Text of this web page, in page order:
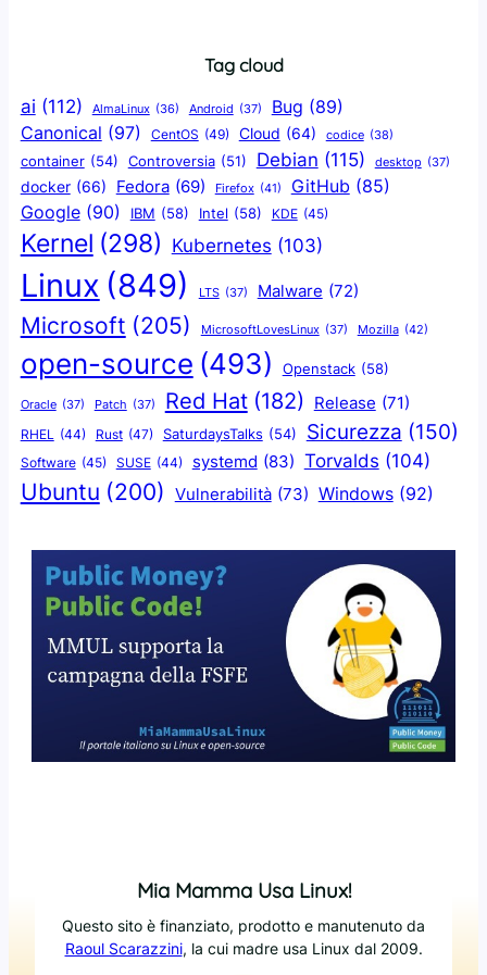
Tag cloud
ai (112) AlmaLinux (36) Android (37) Bug (89)
Canonical (97) CentOS (49) Cloud (64) codice (38)
container (54) Controversia (51) Debian (115) desktop (37)
docker (66) Fedora (69) Firefox (41) GitHub (85)
Google (90) IBM (58) Intel (58) KDE (45)
Kernel (298) Kubernetes (103)
Linux (849) LTS (37) Malware (72)
Microsoft (205) MicrosoftLovesLinux (37) Mozilla (42)
open-source (493) Openstack (58)
Oracle (37) Patch (37) Red Hat (182) Release (71)
RHEL (44) Rust (47) SaturdaysTalks (54) Sicurezza (150)
Software (45) SUSE (44) systemd (83) Torvalds (104)
Ubuntu (200) Vulnerabilità (73) Windows (92)
Mia Mamma Usa Linux!
Questo sito è finanziato, prodotto e manutenuto da
Raoul Scarazzini, la cui madre usa Linux dal 2009.